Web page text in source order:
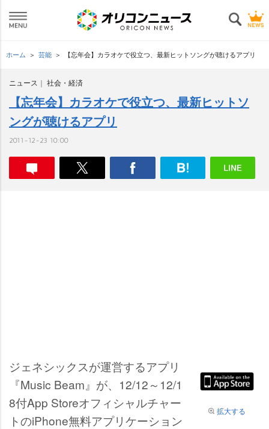
ホーム 芸能 【忘年会】カラオケで役立つ、最新ヒットソングが聴けるアプリ
ニュース 社会・経済
【忘年会】カラオケで役立つ、最新ヒットソ
ングが聴けるアプリ
2011-12-23 10:00
拡大する
ジェネシックスが運営するアプリ
『Music Beam』が、12/12～12/1
8付App Storeオフィシャルチャー
トのiPhone無料アプリケーション